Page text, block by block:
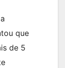
que
de 5